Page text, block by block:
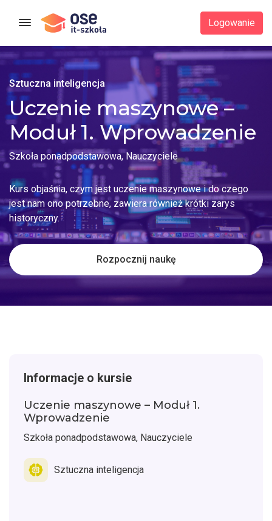
Logowanie
Sztuczna inteligencja
Uczenie maszynowe –
Moduł 1. Wprowadzenie
Szkoła ponadpodstawowa, Nauczyciele
Kurs objaśnia, czym jest uczenie maszynowe i do czego
jest nam ono potrzebne, zawiera również krótki zarys
historyczny.
Rozpocznij naukę
Informacje o kursie
Uczenie maszynowe – Moduł 1.
Wprowadzenie
Szkoła ponadpodstawowa, Nauczyciele
Sztuczna inteligencja